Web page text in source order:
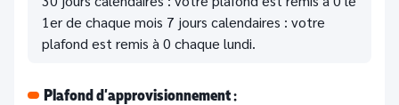
1er de chaque mois 7 jours calendaires : votre
plafond est remis à 0 chaque lundi.
Plafond d’approvisionnement :